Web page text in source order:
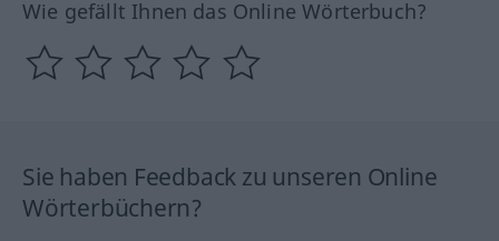
Wie gefällt Ihnen das Online Wörterbuch?
Sie haben Feedback zu unseren Online
Wörterbüchern?